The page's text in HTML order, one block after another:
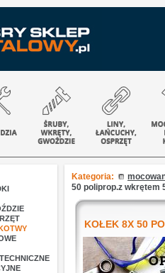
Kategoria:
50 poliprop.z wkrętem
KOŁEK 8X 50